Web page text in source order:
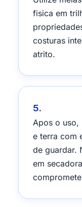
fisica em
costuras
atrito.
5.
Apos o uso,
e terra com
de guardar.
em